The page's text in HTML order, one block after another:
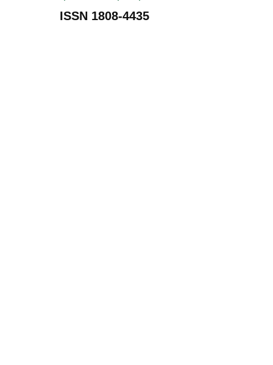
ISSN 1808-4435